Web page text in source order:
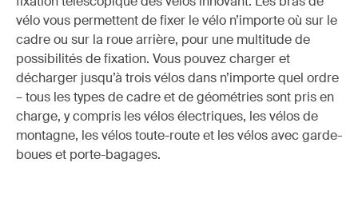
vélo vous permettent de fixer le vélo n’importe où sur le
cadre ou sur la roue arrière, pour une multitude de
possibilités de fixation. Vous pouvez charger et
décharger jusqu’à trois vélos dans n’importe quel ordre
– tous les types de cadre et de géométries sont pris en
charge, y compris les vélos électriques, les vélos de
montagne, les vélos toute-route et les vélos avec garde-
boues et porte-bagages.